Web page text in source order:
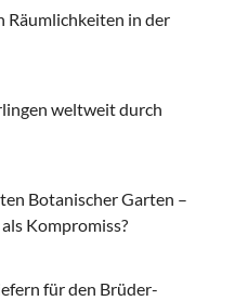
Räumlichkeiten in der
weltweit durch
Botanischer Garten –
Kompromiss?
für den Brüder-